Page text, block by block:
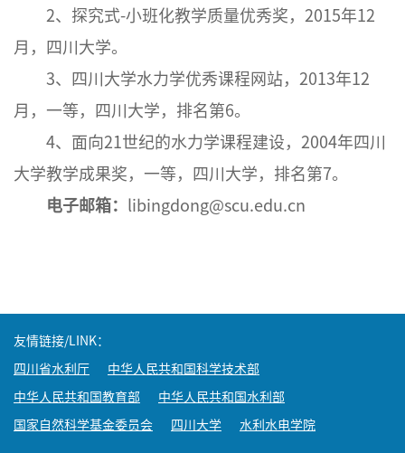
2、探究式-小班化教学质量优秀奖，2015年12
月，四川大学。
3、四川大学水力学优秀课程网站，2013年12
月，一等，四川大学，排名第6。
4、面向21世纪的水力学课程建设，2004年四川
大学教学成果奖，一等，四川大学，排名第7。
电子邮箱：
libingdong@scu.edu.cn
友情链接/LINK：
四川省水利厅 中华人民共和国科学技术部
中华人民共和国教育部 中华人民共和国水利部
国家自然科学基金委员会 四川大学 水利水电学院